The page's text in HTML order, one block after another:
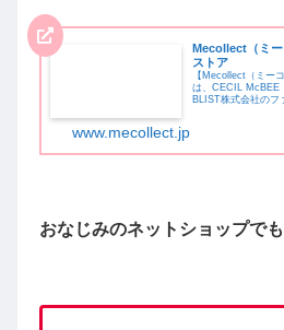
Mecollect（ミ
ストア
【Mecollect（ミー
は、CECIL McBEE
BLIST株式会社のフ
www.mecollect.jp
おなじみのネットショップで